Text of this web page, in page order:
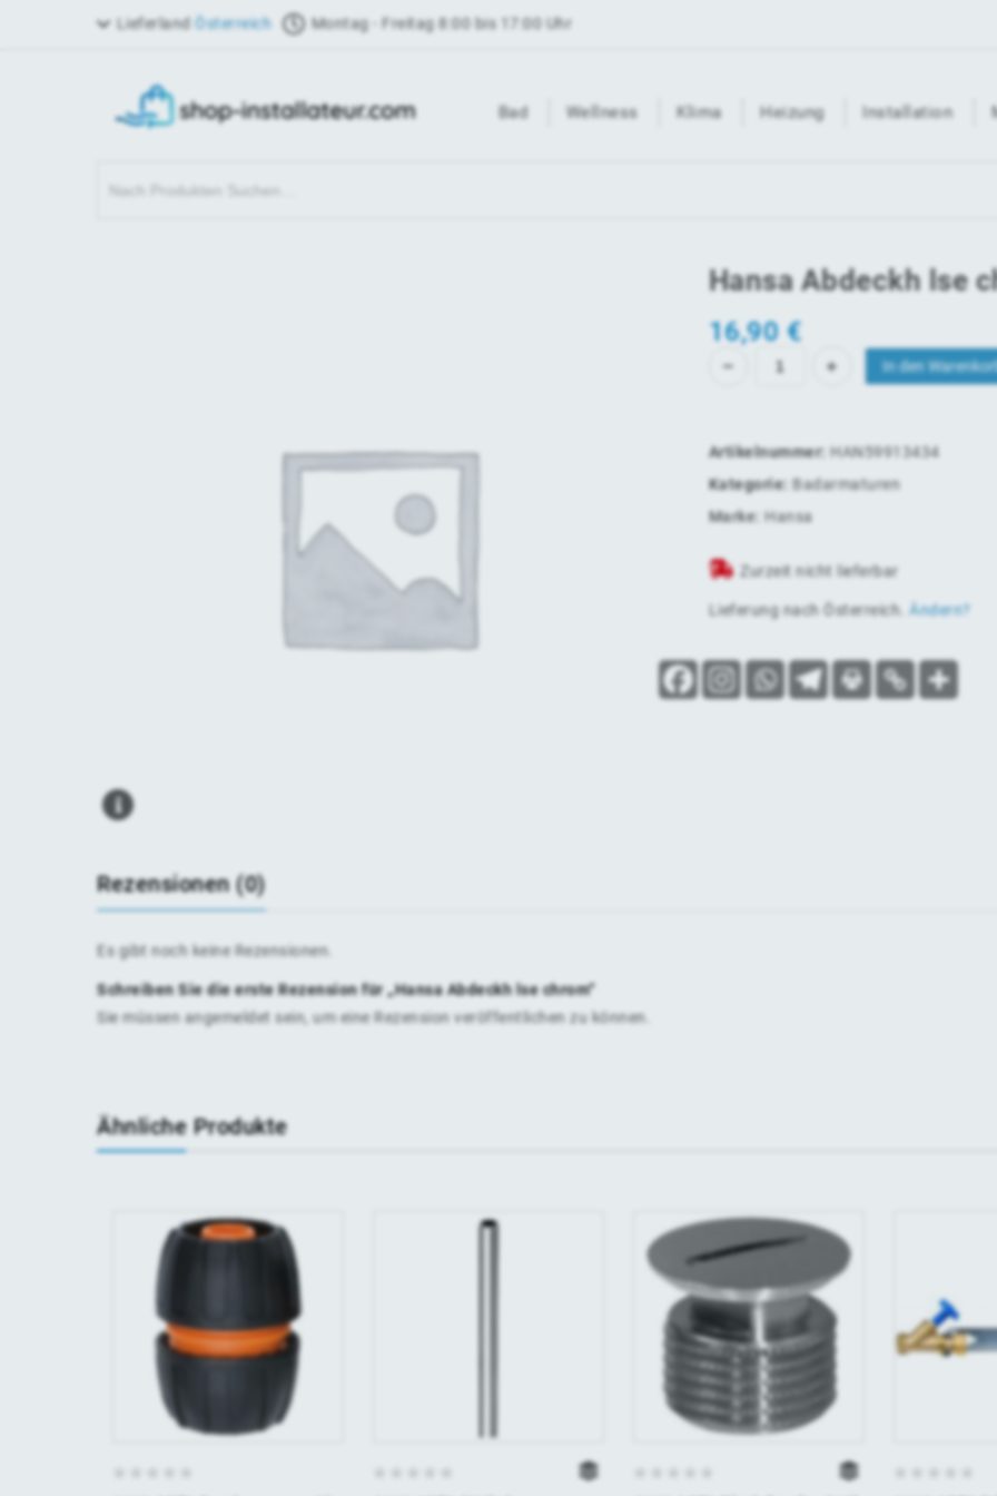
Lieferland Österreich Montag - Freitag 8:00 bis 17:00 Uhr
Bad Wellness Klima Heizung Installation
Hansa Abdeckh lse
16,90€
In den
Artikelnummer: HAN59913434
Kategorie: Badarmaturen
Marke:Hansa
Zurzeit nicht lieferbar
Lieferung nach Österreich Ändern?
Rezensionen (0)
Es gibt noch keine Rezensionen.
Schreiben Sie die erste Rezension für „Hansa Abdeckh lse chrom“
Sie müssen angemeldet sein, um eine Rezension veröffentlichen zu können.
Ähnliche Produkte